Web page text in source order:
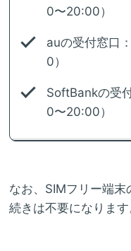
0〜20:00）
auの受付窓口：
0）
SoftBankの受
0〜20:00）
なお、SIMフリー端
続きは不要になります